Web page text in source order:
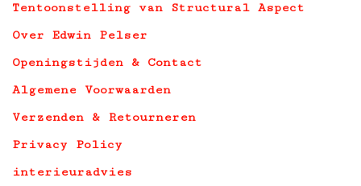
Tentoonstelling van Structural Aspect
Over Edwin Pelser
Openingstijden & Contact
Algemene Voorwaarden
Verzenden & Retourneren
Privacy Policy
interieuradvies